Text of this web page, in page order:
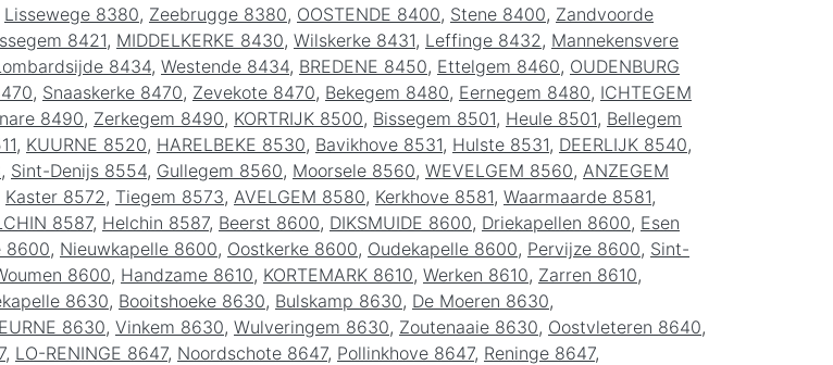
Lissewege 8380, Zeebrugge 8380, OOSTENDE 8400, Stene 8400, Zandvoorde
8421, MIDDELKERKE 8430, Wilskerke 8431, Leffinge 8432 , Mannekensvere
8434, Westende 8434, BREDENE 8450, Ettelgem 8460, OUDENBURG
, Snaaskerke 8470, Zevekote 8470, Bekegem 8480, Eernegem 8480, ICHTEGEM
8490, Zerkegem 8490, KORTRIJK 8500, Bissegem 8501, Heule 8501, Bellegem
, KUURNE 8520, HARELBEKE 8530, Bavikhove 8531, Hulste 8531, DEERLIJK 8540,
, Sint-Denijs 8554, Gullegem 8560, Moorsele 8560, WEVELGEM 8560, ANZEGEM
Kaster 8572 , Tiegem 8573, AVELGEM 8580, Kerkhove 8581, Waarmaarde 8581,
8587, Helchin 8587, Beerst 8600, DIKSMUIDE 8600, Driekapellen 8600, Esen
8600, Nieuwkapelle 8600, Oostkerke 8600, Oudekapelle 8600, Pervijze 8600, Sint-
8600, Handzame 8610, KORTEMARK 8610, Werken 8610, Zarren 8610,
8630, Booitshoeke 8630, Bulskamp 8630, De Moeren 8630,
8630, Vinkem 8630, Wulveringem 8630, Zoutenaaie 8630, Oostvleteren 8640,
, LO-RENINGE 8647, Noordschote 8647, Pollinkhove 8647, Reninge 8647,